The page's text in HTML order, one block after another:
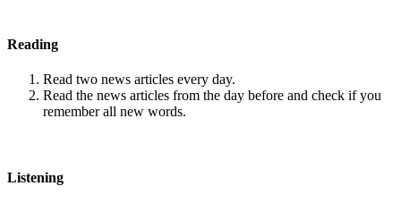
Reading
Read two news articles every day.
Read the news articles from the day before and check if you
remember all new words.
Listening